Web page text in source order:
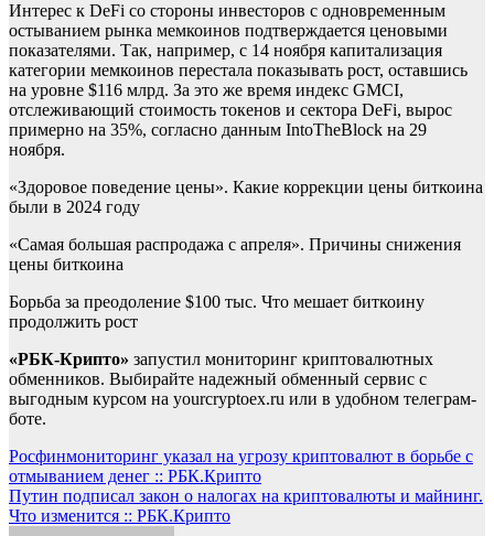
Интерес к DeFi со стороны инвесторов с одновременным
остыванием рынка мемкоинов подтверждается ценовыми
показателями. Так, например, с 14 ноября капитализация
категории мемкоинов перестала показывать рост, оставшись
на уровне $116 млрд. За это же время индекс GMCI,
отслеживающий стоимость токенов и сектора DeFi, вырос
примерно на 35%, согласно данным IntoTheBlock на 29
ноября.
«Здоровое поведение цены». Какие коррекции цены биткоина
были в 2024 году
«Самая большая распродажа с апреля». Причины снижения
цены биткоина
Борьба за преодоление $100 тыс. Что мешает биткоину
продолжить рост
«РБК-Крипто» запустил мониторинг криптовалютных
обменников. Выбирайте надежный обменный сервис с
выгодным курсом на yourcryptoex.ru или в удобном телеграм-
боте.
Навигация
по
записям
Росфинмониторинг указал на угрозу криптовалют в борьбе с
отмыванием денег :: РБК.Крипто
Путин подписал закон о налогах на криптовалюты и майнинг.
Что изменится :: РБК.Крипто